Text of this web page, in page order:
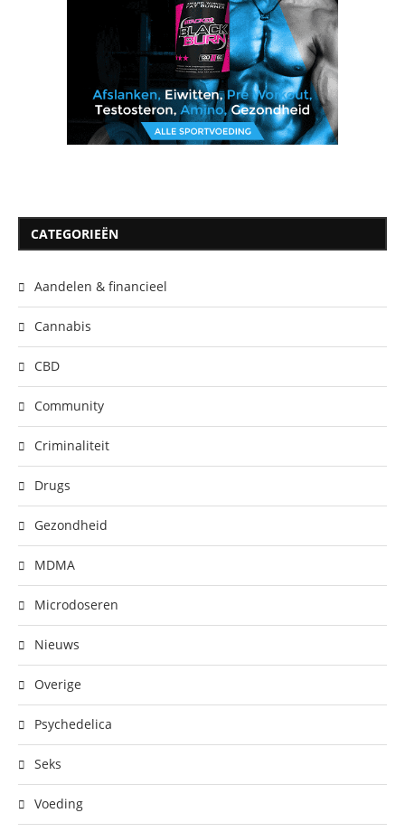
CATEGORIEËN
Aandelen & financieel
Cannabis
CBD
Community
Criminaliteit
Drugs
Gezondheid
MDMA
Microdoseren
Nieuws
Overige
Psychedelica
Seks
Voeding